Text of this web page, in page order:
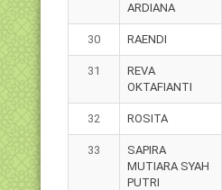
ARDIANA
30 RAENDI
31
REVA
OKTAFIANTI
32 ROSITA
33
SAPIRA
MUTIARA SYAH
PUTRI